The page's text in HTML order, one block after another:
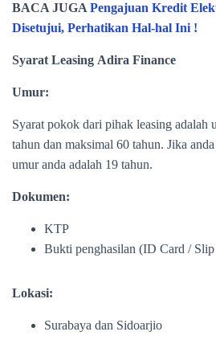
BACA JUGA Pengajuan Kredit
Disetujui, Perhatikan Hal-hal Ini !
Syarat Leasing Adira Finance
Umur:
Syarat pokok dari pihak leasing adalah
tahun dan maksimal 60 tahun. Jika
umur anda adalah 19 tahun.
Dokumen:
KTP
Bukti penghasilan (ID Card /
Lokasi:
Surabaya dan Sidoarjio